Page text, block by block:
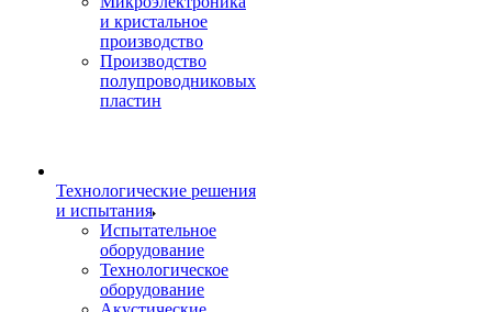
и кристальное
производство
Производство
полупроводниковых
пластин
Технологические решения
и испытания
Испытательное
оборудование
Технологическое
оборудование